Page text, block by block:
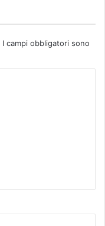
I campi obbligatori sono